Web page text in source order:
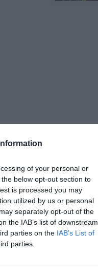
of your personal or
below opt-out section to
is processed you may
utilized by us or personal
separately opt-out of the
the IAB’s list of downstream
parties on the IAB’s List of
parties.
con